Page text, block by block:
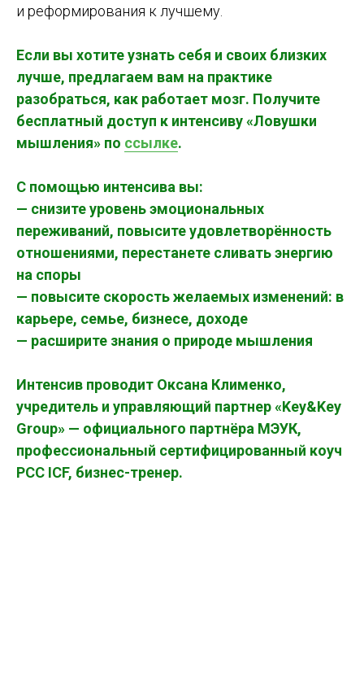
и реформирования к лучшему.
Если вы хотите узнать себя и своих близких
лучше, предлагаем вам на практике
разобраться, как работает мозг. Получите
бесплатный доступ к интенсиву «Ловушки
мышления» по ссылке.
С помощью интенсива вы:
— снизите уровень эмоциональных
переживаний, повысите удовлетворённость
отношениями, перестанете сливать энергию
на споры
— повысите скорость желаемых изменений: в
карьере, семье, бизнесе, доходе
— расширите знания о природе мышления
Интенсив проводит Оксана Клименко,
учредитель и управляющий партнер «Key&Key
Group» — официального партнёра МЭУК,
профессиональный сертифицированный коуч
PCC ICF, бизнес-тренер.